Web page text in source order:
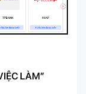
LÀM”